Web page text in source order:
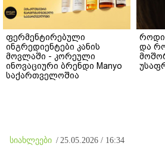
ფერმენტირებული
ინგრედიენტები კანის
მოვლაში - კორეული
ინოვაციური ბრენდი Manyo
საქართველოშია
და
სიახლეები / 25.05.2026 / 16:34